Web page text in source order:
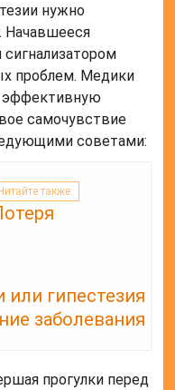
нужно
Начавшееся
проблем. Медики
эффективную
самочувствие
советами:
также:
или гипестезия
заболевания
прогулки перед